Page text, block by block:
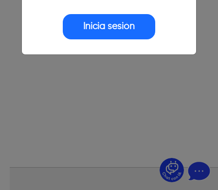
Inicia sesión